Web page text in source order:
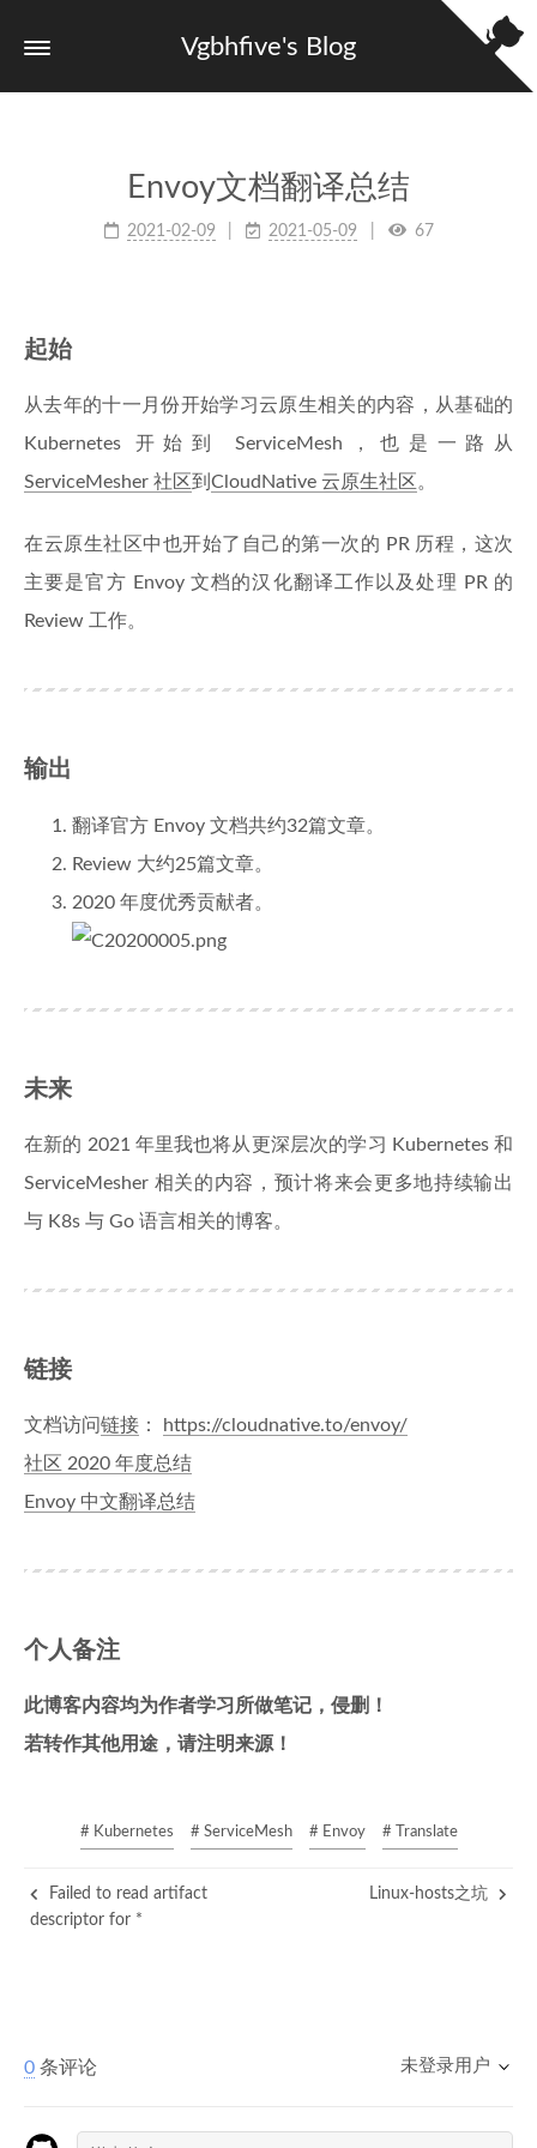
Vgbhfive's Blog
Envoy文档翻译总结
2021-02-09 2021-05-09 67
起始
从去年的十一月份开始学习云原生相关的内容，从基础的
Kubernetes 开始到 ServiceMesh，也是一路从
ServiceMesher 社区到 CloudNative 云原生社区 。
在云原生社区中也开始了自己的第一次的 PR 历程，这次
主要是官方 Envoy 文档的汉化翻译工作以及处理 PR 的
Review 工作。
输出
翻译官方 Envoy 文档共约32篇文章。
Review 大约25篇文章。
2020 年度优秀贡献者。
未来
在新的 2021 年里我也将从更深层次的学习 Kubernetes 和
ServiceMesher 相关的内容，预计将来会更多地持续输出
与 K8s 与 Go 语言相关的博客。
链接
文档访问 链接 ：
https://cloudnative.to/envoy/
社区 2020 年度总结
Envoy 中文翻译总结
个人备注
此博客内容均为作者学习所做笔记，侵删！
若转作其他用途，请注明来源！
# Kubernetes # ServiceMesh # Envoy # Translate
Failed to read artifact
descriptor for *
Linux-hosts之坑
0 条评论 未登录用户